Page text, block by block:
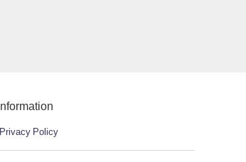
Information
Privacy Policy